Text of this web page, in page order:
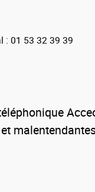
: 01 53 32 39 39